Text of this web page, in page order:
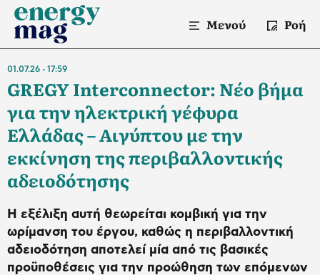
Μενού Ροή
01.07.26 17:59
GREGY Interconnector: Νέο βήμα
για την ηλεκτρική γέφυρα
Ελλάδας – Αιγύπτου με την
εκκίνηση της περιβαλλοντικής
αδειοδότησης
Η εξέλιξη αυτή θεωρείται κομβική για την
ωρίμανση του έργου, καθώς η περιβαλλοντική
αδειοδότηση αποτελεί μία από τις βασικές
προϋποθέσεις για την προώθηση των επόμενων